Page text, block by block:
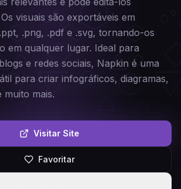
visuais são exportáveis em
.png, .pdf e .svg, tornando-os
em qualquer lugar. Ideal para
e redes sociais, Napkin é uma
para criar infográficos, diagramas,
muito mais.
Visitar Site
Favoritar